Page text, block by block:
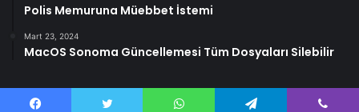
Polis Memuruna Müebbet İstemi
Mart 23, 2024
MacOS Sonoma Güncellemesi Tüm Dosyaları Silebilir